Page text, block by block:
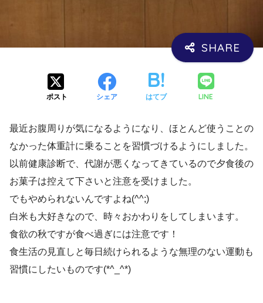
ポスト シェア はてブ LINE
最近お腹周りが気になるようになり、ほとんど使うことの
なかった体重計に乗ることを習慣づけるようにしました。
以前健康診断で、代謝が悪くなってきているので夕食後の
お菓子は控えて下さいと注意を受けました。
でもやめられないんですよね(^^;)
白米も大好きなので、時々おかわりをしてしまいます。
食欲の秋ですが食べ過ぎには注意です！
食生活の見直しと毎日続けられるような無理のない運動も
習慣にしたいものです(*^_^*)